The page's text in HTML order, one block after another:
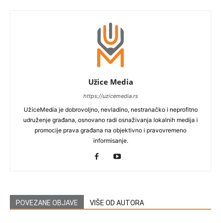
Užice Media
https://uzicemedia.rs
UžiceMedia je dobrovoljno, nevladino, nestranačko i neprofitno
udruženje građana, osnovano radi osnaživanja lokalnih medija i
promocije prava građana na objektivno i pravovremeno
informisanje.
POVEZANE OBJAVE VIŠE OD AUTORA